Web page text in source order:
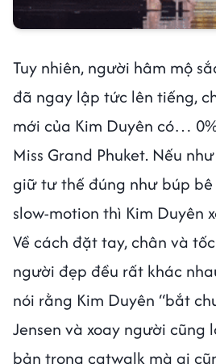
Tuy nhiên, người hâm mộ
đã ngay lập tức lên tiếng,
mới của Kim Duyên có…
Miss Grand Phuket. Nếu
giữ tư thế đúng như búp
slow-motion thì Kim Duyên
Về cách đặt tay, chân và
người đẹp đều rất khác
nói rằng Kim Duyên “bắt
Jensen và xoay người cũng
bản trong catwalk mà ai